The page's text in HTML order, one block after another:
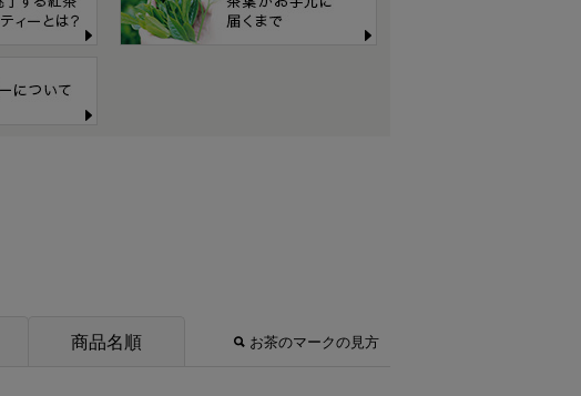
商品名順 お茶のマークの見方